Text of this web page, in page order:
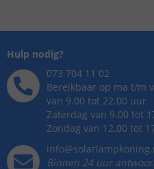
Hulp nodig?
073 704 11 02
Bereikbaar op ma t/m
van 9.00 tot 22.00 uur
Zaterdag van 9.00 tot
Zondag van 12.00 tot
Binnen 24 uur